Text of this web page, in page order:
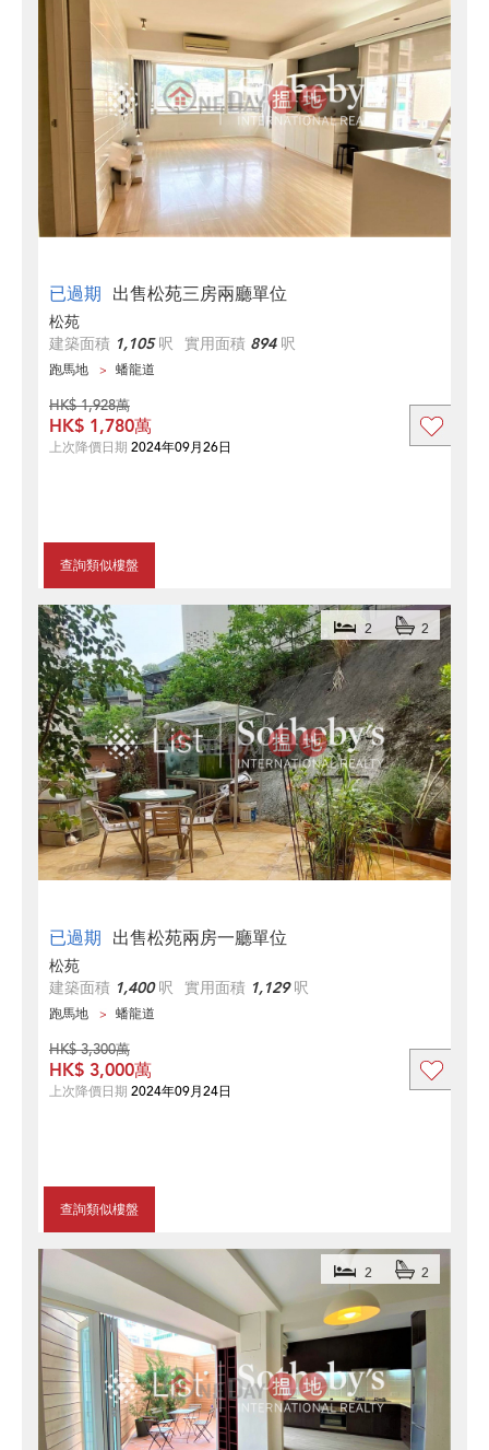
已過期 出售松苑三房兩廳單位
松苑
建築面積 1,105呎 實用面積 894呎
跑馬地 蟠龍道
查詢類似樓盤
HK$ 1,928萬
HK$ 1,780萬
上次降價日期 2024年09月26日
已過期 出售松苑兩房一廳單位
2 2
松苑
建築面積 1,400呎 實用面積 1,129呎
跑馬地 蟠龍道
查詢類似樓盤
HK$ 3,300萬
HK$ 3,000萬
上次降價日期 2024年09月24日
2 2